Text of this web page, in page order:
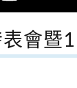
會暨